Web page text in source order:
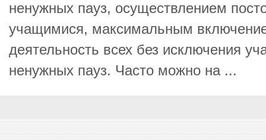
ненужных пауз, осуществлением
учащимися, максимальным
деятельность всех без исключения
ненужных пауз. Часто можно на ...